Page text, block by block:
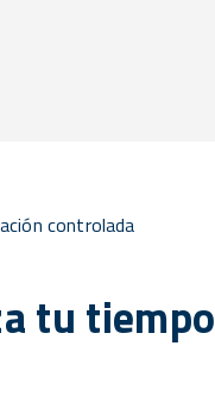
controlada
tu tiempo